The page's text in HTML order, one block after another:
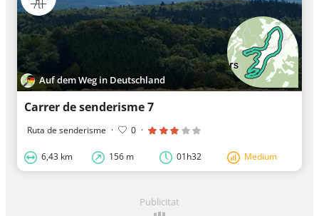
Auf dem Weg in Deutschland
Carrer de senderisme 7
Ruta de senderisme · 0 ·
6,43 km 156 m 01h32 Medium
Publicitat